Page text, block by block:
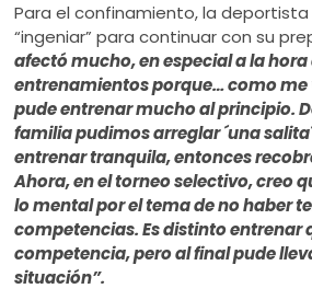
Para el confinamiento, la
“ingeniar” para continuar con su
afectó mucho, en especial a la hora
entrenamientos porque… como me
pude entrenar mucho al principio.
familia pudimos arreglar ´una
entrenar tranquila, entonces
Ahora, en el torneo selectivo, creo
lo mental por el tema de no haber
competencias. Es distinto entrenar
competencia, pero al final pude
situación”.